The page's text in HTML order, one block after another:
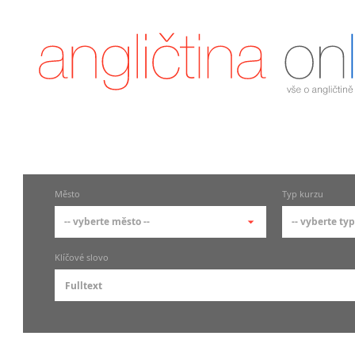
Město
-- vyberte město --
-- vyberte město --
Praha 2
Typ kurzu
-- vyberte
Klíčové slovo